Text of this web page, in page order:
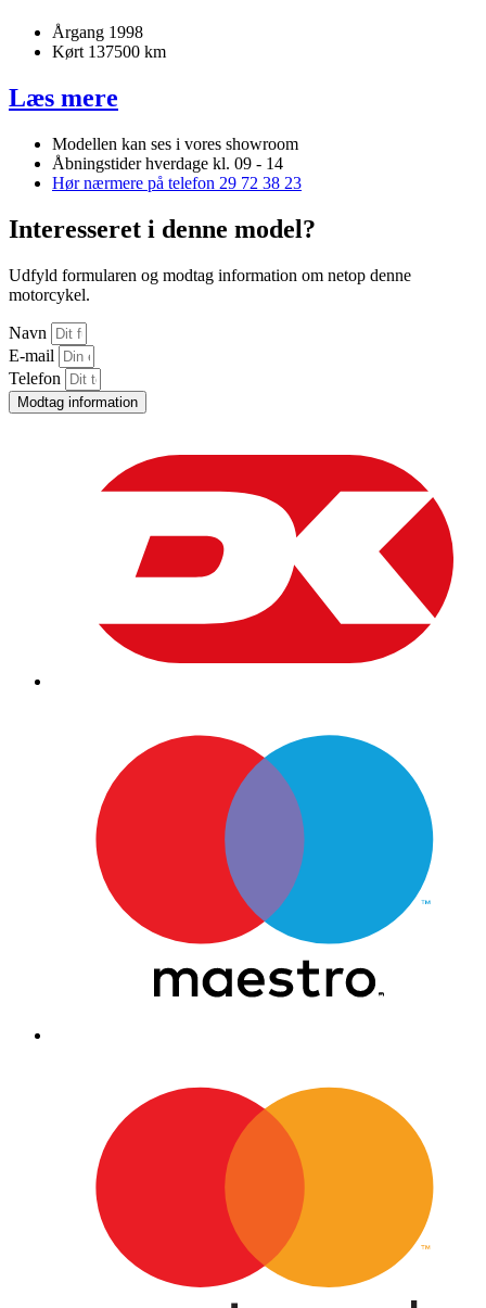
Årgang 1998
Kørt 137500 km
Læs mere
Modellen kan ses i vores showroom
Åbningstider hverdage kl. 09 - 14
Hør nærmere på telefon 29 72 38 23
Interesseret i denne model?
Udfyld formularen og modtag information om netop denne
motorcykel.
Navn
E-mail
Telefon
Modtag information